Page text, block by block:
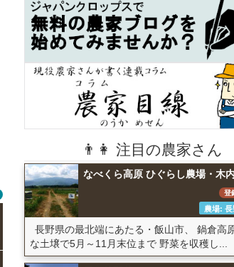
👨👩 注目の農家さん
なべくら高原 ひぐらし農場・木
登
農場:
長野県の最北端にあたる・飯山市、 鍋倉高
な土壌で5月～11月末位まで 野菜を収穫し...